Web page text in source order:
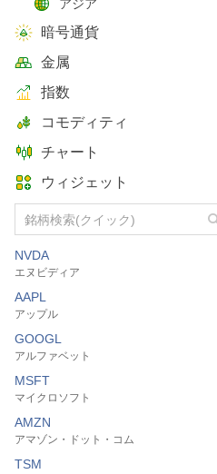
アジア
暗号通貨
金属
指数
コモディティ
チャート
ウィジェット
NVDA
エヌビディア
AAPL
アップル
GOOGL
アルファベット
MSFT
マイクロソフト
AMZN
アマゾン・ドット・コム
TSM